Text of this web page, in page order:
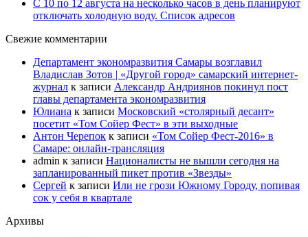
С 10 по 12 августа на несколько часов в день планируют
отключать холодную воду. Список адресов
Свежие комментарии
Департамент экономразвития Самары возглавил
Владислав Зотов | «Другой город» самарский интернет-
журнал к записи Александр Андриянов покинул пост
главы департамента экономразвития
Юлиана к записи Московский «столярный десант»
посетит «Том Сойер Фест» в эти выходные
Антон Черепок к записи «Том Сойер Фест-2016» в
Самаре: онлайн-трансляция
admin к записи Националисты не вышли сегодня на
запланированный пикет против «Звезды»
Сергей к записи Или не грози Южному Городу, попивая
сок у себя в квартале
Архивы